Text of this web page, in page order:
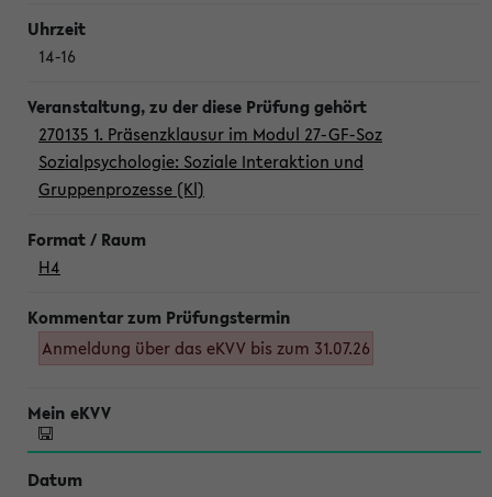
14-16
270135 1. Präsenzklausur im Modul 27-GF-Soz
Sozialpsychologie: Soziale Interaktion und
Gruppenprozesse (Kl)
H4
Anmeldung über das eKVV bis zum 31.07.26